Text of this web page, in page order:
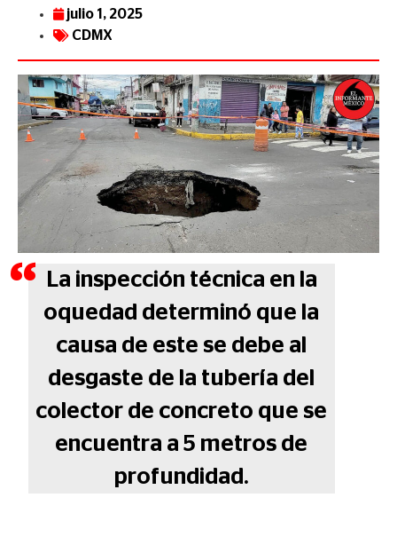
julio 1, 2025
CDMX
La inspección técnica en la
oquedad determinó que la
causa de este se debe al
desgaste de la tubería del
colector de concreto que se
encuentra a 5 metros de
profundidad.